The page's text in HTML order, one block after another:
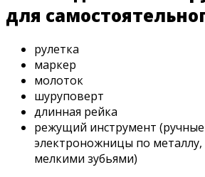
для
рулетка
маркер
молоток
шуруповерт
длинная рейка
режущий инструмент
электроножницы по
мелкими зубьями)